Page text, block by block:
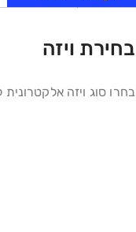
בחירת ויזה
בחרו סוג ויזה אלקטרונית